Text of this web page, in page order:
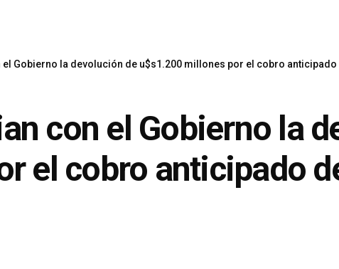
Gobierno la devolución de u$s1.200 millones por el cobro
con el Gobierno la
el cobro anticipado